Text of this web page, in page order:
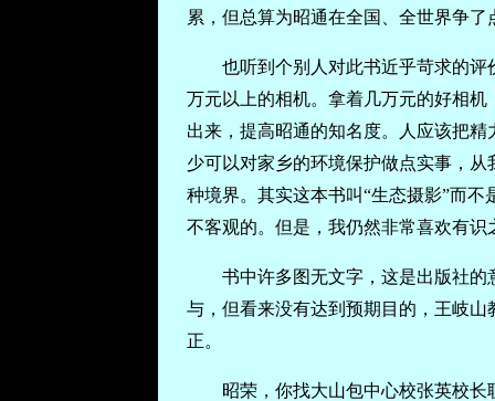
累，但总算为昭通在全国、全世界争了
也听到个别人对此书近乎苛求的
万元以上的相机。拿着几万元的好相
出来，提高昭通的知名度。人应该把
少可以对家乡的环境保护做点实事，
种境界。其实这本书叫“生态摄影”而
不客观的。但是，我仍然非常喜欢有
书中许多图无文字，这是出版社
与，但看来没有达到预期目的，王岐
正。
昭荣，你找大山包中心校张英校